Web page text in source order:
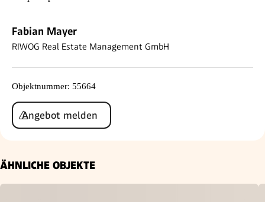
Fabian Mayer
RIWOG Real Estate Management GmbH
Objektnummer: 55664
Angebot melden
ÄHNLICHE OBJEKTE